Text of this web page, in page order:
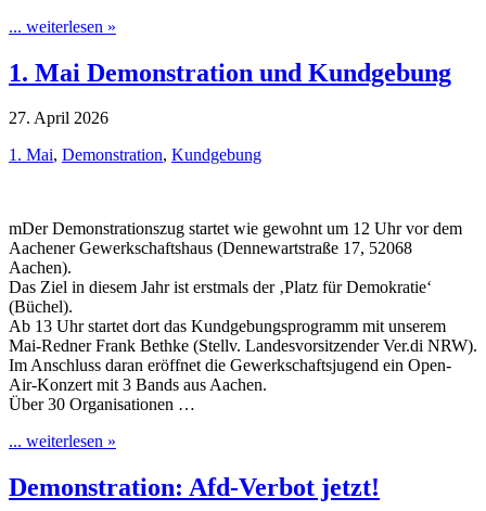
... weiterlesen »
1. Mai Demonstration und Kundgebung
27. April 2026
1. Mai, Demonstration, Kundgebung
mDer Demonstrationszug startet wie gewohnt um 12 Uhr vor dem
Aachener Gewerkschaftshaus (Dennewartstraße 17, 52068
Aachen).
Das Ziel in diesem Jahr ist erstmals der ‚Platz für Demokratie‘
(Büchel).
Ab 13 Uhr startet dort das Kundgebungsprogramm mit unserem
Mai-Redner Frank Bethke (Stellv. Landesvorsitzender Ver.di NRW).
Im Anschluss daran eröffnet die Gewerkschaftsjugend ein Open-
Air-Konzert mit 3 Bands aus Aachen.
Über 30 Organisationen …
... weiterlesen »
Demonstration: Afd-Verbot jetzt!